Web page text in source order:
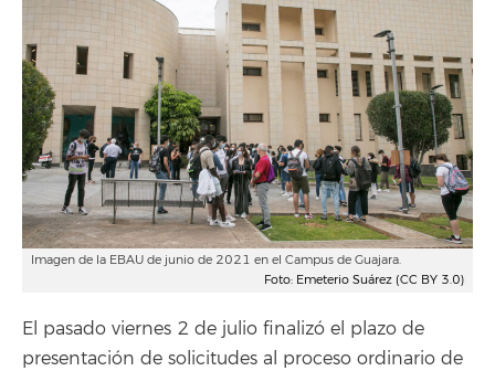
Imagen de la EBAU de junio de 2021 en el Campus de Guajara.
Foto: Emeterio Suárez (CC BY 3.0)
El pasado viernes 2 de julio finalizó el plazo de
presentación de solicitudes al proceso ordinario de